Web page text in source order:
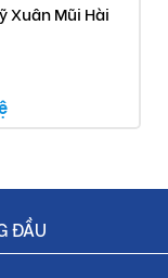
Xuân Mũi Hài
ĐẦU